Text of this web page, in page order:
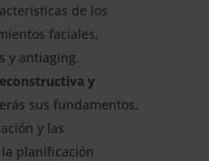
de los
faciales,
y antiaging.
y
sus fundamentos,
y las
planificación